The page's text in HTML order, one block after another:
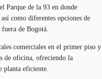
Parque de la 93 en donde
como diferentes opciones de
fuera de Bogotá.
comerciales en el primer piso y
de oficina, ofreciendo la
planta eficiente.